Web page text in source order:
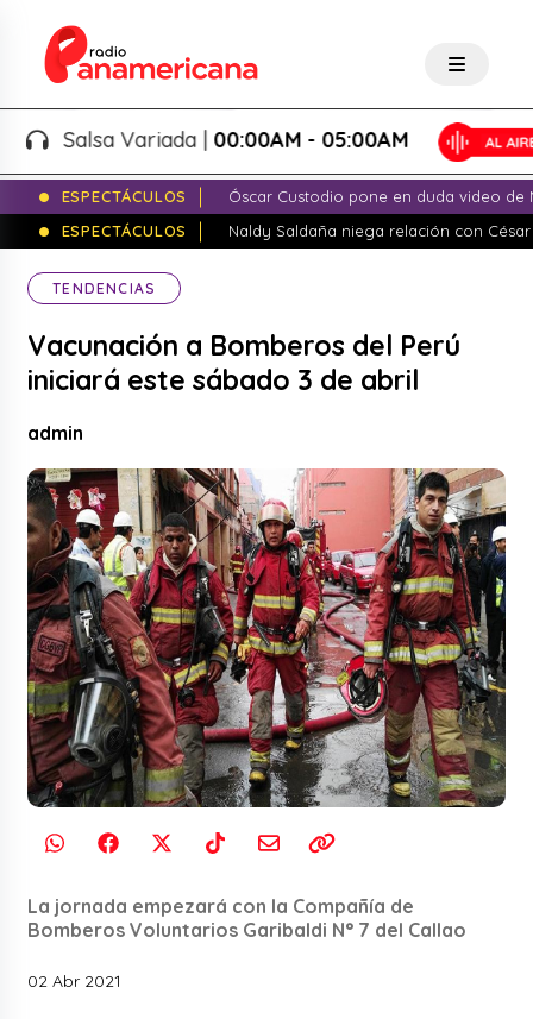
Salsa Variada |00:00AM - 05:00AM
ESPECTÁCULOS
Óscar Custodio pone en duda video de
ESPECTÁCULOS
Naldy Saldaña niega relación con
TENDENCIAS
Vacunación a Bomberos del Perú
iniciará este sábado 3 de abril
admin
La jornada empezará con la Compañía de
Bomberos Voluntarios Garibaldi N° 7 del Callao
02 Abr 2021